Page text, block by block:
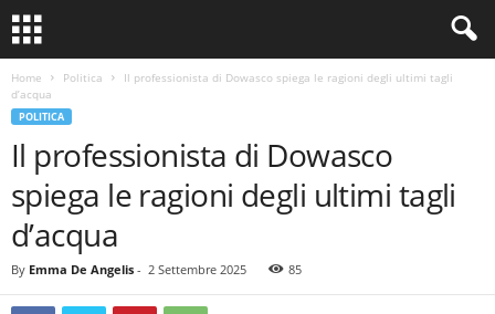
Home Politica
Il professionista di Dowasco spiega le ragioni degli ultimi tagli
d’acqua
POLITICA
Il professionista di Dowasco
spiega le ragioni degli ultimi tagli
d’acqua
By Emma De Angelis - 2 Settembre 2025 85